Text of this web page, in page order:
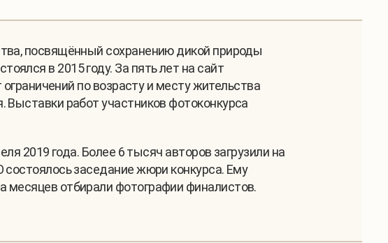
посвящённый сохранению дикой природы
в 2015 году. За пять лет на сайт
по возрасту и месту жительства
Выставки работ участников фотоконкурса
2019 года. Более 6 тысяч авторов загрузили на
заседание жюри конкурса. Ему
месяцев отбирали фотографии финалистов.